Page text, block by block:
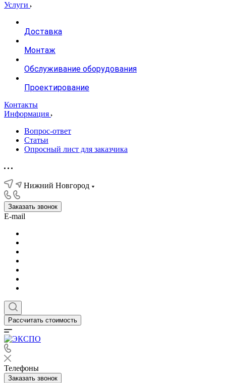
Услуги
Доставка
Монтаж
Обслуживание оборудования
Проектирование
Контакты
Информация
Вопрос-ответ
Статьи
Опросный лист для заказчика
Нижний Новгород
Заказать звонок
E-mail
Рассчитать стоимость
Телефоны
Заказать звонок